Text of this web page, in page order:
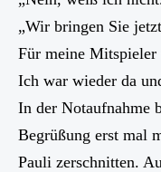
„Wir bringen Sie
Für meine
Ich war wieder da
In der Notaufnahme
Begrüßung erst mal
Pauli zerschnitten.